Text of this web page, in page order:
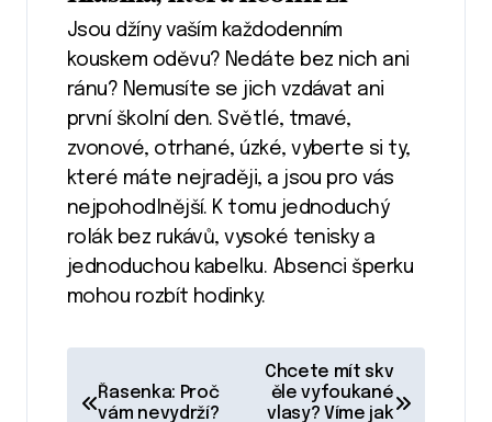
Jsou džíny vaším každodenním
kouskem oděvu? Nedáte bez nich ani
ránu? Nemusíte se jich vzdávat ani
první školní den. Světlé, tmavé,
zvonové, otrhané, úzké, vyberte si ty,
které máte nejraději, a jsou pro vás
nejpohodlnější. K tomu jednoduchý
rolák bez rukávů, vysoké tenisky a
jednoduchou kabelku. Absenci šperku
mohou rozbít hodinky.
Řasenka: Proč
vám nevydrží?
Chcete mít skv
ěle vyfoukané
vlasy? Víme jak